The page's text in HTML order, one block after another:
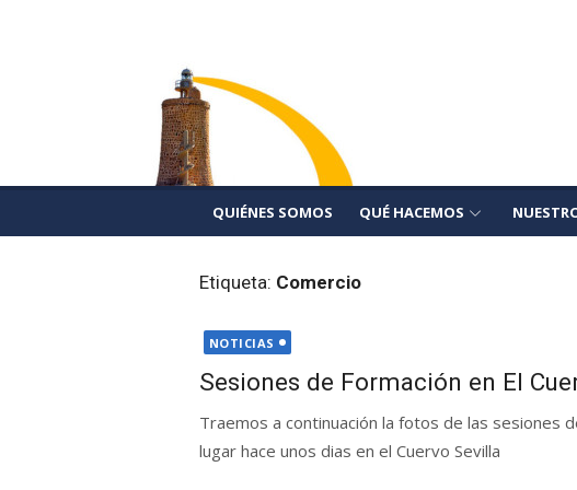
QUIÉNES SOMOS QUÉ HACEMOS
Etiqueta: Comercio
Publicada
NOTICIAS
Sesiones de Formación en El
Traemos a continuación la fotos de las sesiones
lugar hace unos dias en el Cuervo Sevilla